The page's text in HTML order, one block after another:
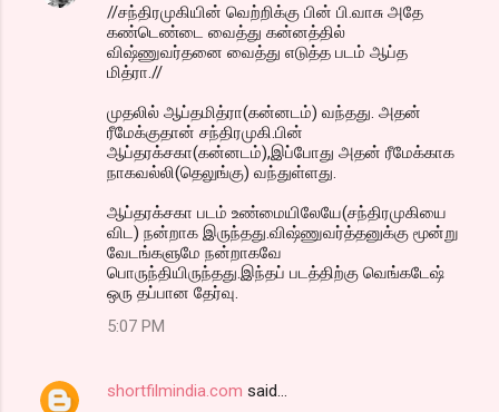
//சந்திரமுகியின் வெற்றிக்கு பின் பி.வாசு அதே
கண்டெண்டை வைத்து கன்னத்தில்
விஷ்ணுவர்தனை வைத்து எடுத்த படம் ஆப்த
மித்ரா.//
முதலில் ஆப்தமித்ரா(கன்னடம்) வந்தது. அதன்
ரீமேக்குதான் சந்திரமுகி.பின்
ஆப்தரக்சகா(கன்னடம்),இப்போது அதன் ரீமேக்காக
நாகவல்லி(தெலுங்கு) வந்துள்ளது.
ஆப்தரக்சகா படம் உண்மையிலேயே(சந்திரமுகியை
விட) நன்றாக இருந்தது.விஷ்ணுவர்த்தனுக்கு மூன்று
வேடங்களுமே நன்றாகவே
பொருந்தியிருந்தது.இந்தப் படத்திற்கு வெங்கடேஷ்
ஒரு தப்பான தேர்வு.
5:07 PM
shortfilmindia.com said…